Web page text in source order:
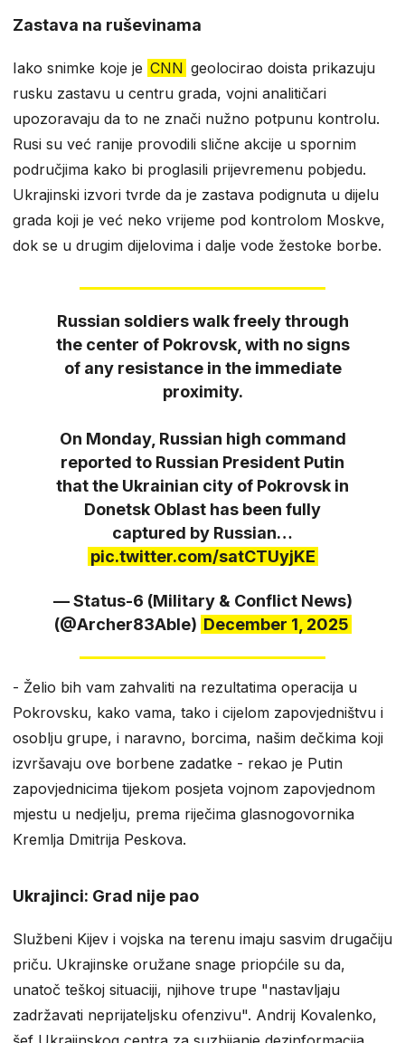
Zastava na ruševinama
Iako snimke koje je CNN geolocirao doista prikazuju
rusku zastavu u centru grada, vojni analitičari
upozoravaju da to ne znači nužno potpunu kontrolu.
Rusi su već ranije provodili slične akcije u spornim
područjima kako bi proglasili prijevremenu pobjedu.
Ukrajinski izvori tvrde da je zastava podignuta u dijelu
grada koji je već neko vrijeme pod kontrolom Moskve,
dok se u drugim dijelovima i dalje vode žestoke borbe.
Russian soldiers walk freely through
the center of Pokrovsk, with no signs
of any resistance in the immediate
proximity.
On Monday, Russian high command
reported to Russian President Putin
that the Ukrainian city of Pokrovsk in
Donetsk Oblast has been fully
captured by Russian…
pic.twitter.com/satCTUyjKE
— Status-6 (Military & Conflict News)
(@Archer83Able) December 1, 2025
- Želio bih vam zahvaliti na rezultatima operacija u
Pokrovsku, kako vama, tako i cijelom zapovjedništvu i
osoblju grupe, i naravno, borcima, našim dečkima koji
izvršavaju ove borbene zadatke - rekao je Putin
zapovjednicima tijekom posjeta vojnom zapovjednom
mjestu u nedjelju, prema riječima glasnogovornika
Kremlja Dmitrija Peskova.
Ukrajinci: Grad nije pao
Službeni Kijev i vojska na terenu imaju sasvim drugačiju
priču. Ukrajinske oružane snage priopćile su da,
unatoč teškoj situaciji, njihove trupe "nastavljaju
zadržavati neprijateljsku ofenzivu". Andrij Kovalenko,